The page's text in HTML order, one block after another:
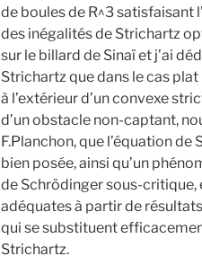
de boules de R^3 satisfaisant
des inégalités de Strichartz
sur le billard de Sinaï et j’ai
Strichartz que dans le cas plat
à l’extérieur d’un convexe
d’un obstacle non-captant,
F.Planchon, que l’équation de
bien posée, ainsi qu’un
de Schrödinger sous-
adéquates à partir de
qui se substituent
Strichartz.